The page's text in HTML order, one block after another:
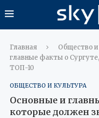
Главная Общество и
главные факты о
ТОП-10
ОБЩЕСТВО И КУЛЬТУРА
Основные и
которые должен